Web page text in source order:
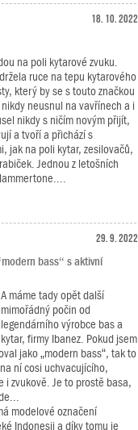
18. 10. 2022
na poli kytarové zvuku.
ruce na tepu kytarového
který by se s touto značkou
neusnul na vavřínech a i
nikdy s ničím novým přijít,
a tvoří a přichází s
jak na poli kytar, zesilovačů,
Jednou z letošních
29. 9. 2022
bass“ s aktivní
A máme tady opět další
mimořádný počin od
legendárního výrobce bas a
kytar, firmy Ibanez. Pokud jsem
jako „modern bass“, tak to
ní cosi uchvacujícího,
zvukově. Je to prostě basa,
modelové označení
Indonesii a díky tomu je